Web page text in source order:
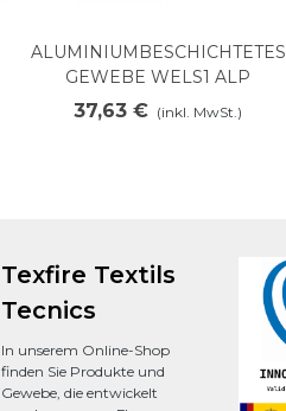
Mehr anzeigen
ALUMINIUMBESCHICHTETES
GEWEBE WELS1 ALP
37,63 € (inkl. MwSt.)
Texfire Textils
Tecnics
In unserem Online-Shop
finden Sie Produkte und
Gewebe, die entwickelt